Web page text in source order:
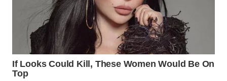
WN
MADURA
WN
SURABAYA